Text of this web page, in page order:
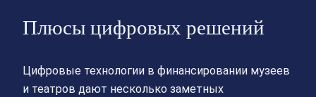
Плюсы цифровых решений
Цифровые технологии в финансировании музеев
и театров дают несколько заметных